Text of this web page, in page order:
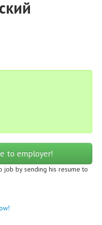
to employer!
job by sending his resume to